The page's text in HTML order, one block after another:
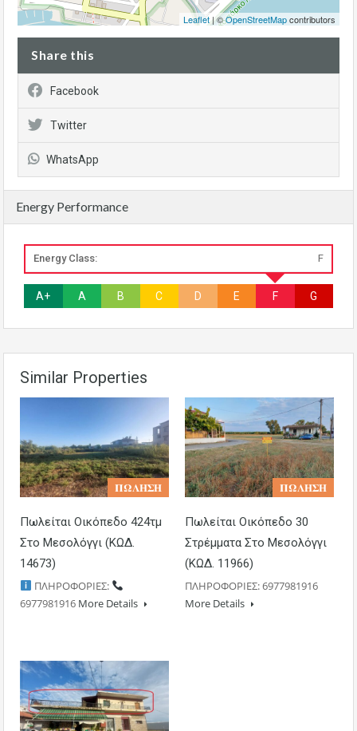
Leaflet | ©OpenStreetMapcontributors
Share this
Facebook
Twitter
WhatsApp
Energy Performance
Energy Class: F
A+ A B C D E F G
Similar Properties
𝚷𝛀𝚲𝚮𝚺𝚮
Πωλείται Οικόπεδο 424τμ
Στο Μεσολόγγι (ΚΩΔ.
14673)
ΠΛΗΡΟΦΟΡΙΕΣ:
6977981916 More Details
𝚷𝛀𝚲𝚮𝚺𝚮
Πωλείται Οικόπεδο 30
Στρέμματα Στο Μεσολόγγι
(ΚΩΔ. 11966)
ΠΛΗΡΟΦΟΡΙΕΣ: 6977981916
More Details